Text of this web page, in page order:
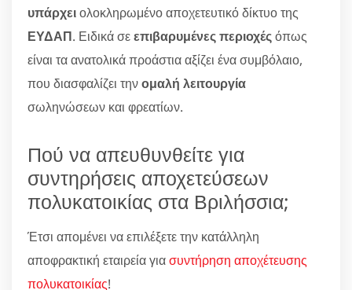
υπάρχειολοκληρωμένο αποχετευτικό δίκτυο της
ΕΥΔΑΠ. Ειδικά σεεπιβαρυμένες περιοχέςόπως
είναι τα ανατολικά προάστια αξίζει ένα συμβόλαιο,
που διασφαλίζει τηνομαλή λειτουργία
σωληνώσεων και φρεατίων.
Πού να απευθυνθείτε για
συντηρήσεις αποχετεύσεων
πολυκατοικίας στα Βριλήσσια;
Έτσι απομένει να επιλέξετε την κατάλληλη
αποφρακτική εταιρεία γιασυντήρηση αποχέτευσης
πολυκατοικίας!